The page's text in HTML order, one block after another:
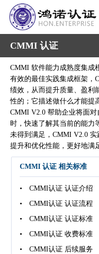
CMMI 认证
CMMI 软件能力成熟度集成
有效的最佳实践集成框架，
绩效，从而提升质量、盈利
性的；它描述做什么才能提
CMMI V2.0 帮助企业将面
时，快速了解其当前的能力
未得到满足，CMMI V2.0
提升和优化性能，更好地满
CMMI 认证 相关标准
• CMMI认证 认证介绍
• CMMI认证 认证流程
• CMMI认证 认证标准
• CMMI认证 收费标准
• CMMI认证 后续服务